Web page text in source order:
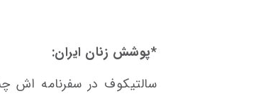
*پوشش زنان ایران:
سالتیکوف در سفرنامه اش